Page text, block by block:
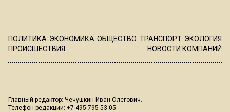
ПОЛИТИКА ЭКОНОМИКА ОБЩЕСТВО ТРАНСПОРТ ЭКОЛОГИЯ
ПРОИСШЕСТВИЯ
НОВОСТИ КОМПАНИЙ
Главный редактор: Чечушкин Иван Олегович.
Телефон редакции: +7 495 795-53-05